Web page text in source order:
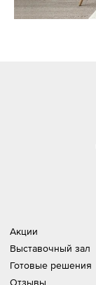
Акции
Выставочный зал
Готовые решения
Отзывы